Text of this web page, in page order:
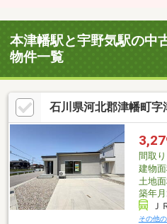
本津幡駅と宇野気駅の中
物件一覧
石川県河北郡津幡町字
間取り
建物
土地
築年月
Ｊ
その他